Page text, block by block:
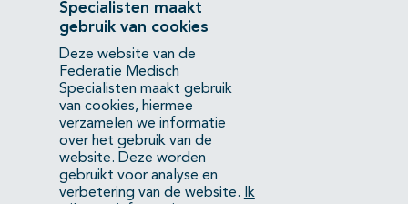
Contact
Mercatorlaan 1200
3528 BL Utrecht
(088) 505 34 34
info@richtlijnendatabase.nl
YouTubeLinkedIn
Specialisten maakt
gebruik van cookies
Deze website van de
Federatie Medisch
Specialisten maakt gebruik
van cookies, hiermee
verzamelen we informatie
over het gebruik van de
website. Deze worden
gebruikt voor analyse en
verbetering van de website.
Ik